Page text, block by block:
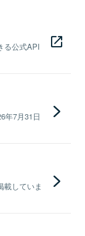
る公式API
年7月31日
載していま